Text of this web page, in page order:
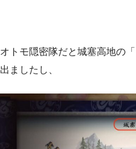
オトモ隠密隊だと城塞高地の
出ましたし、